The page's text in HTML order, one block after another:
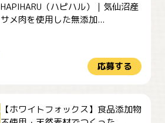
HAPIHARU（ハピハル）｜気仙沼産
サメ肉を使用した無添加...
応募する
【ホワイトフォックス】食品添加物